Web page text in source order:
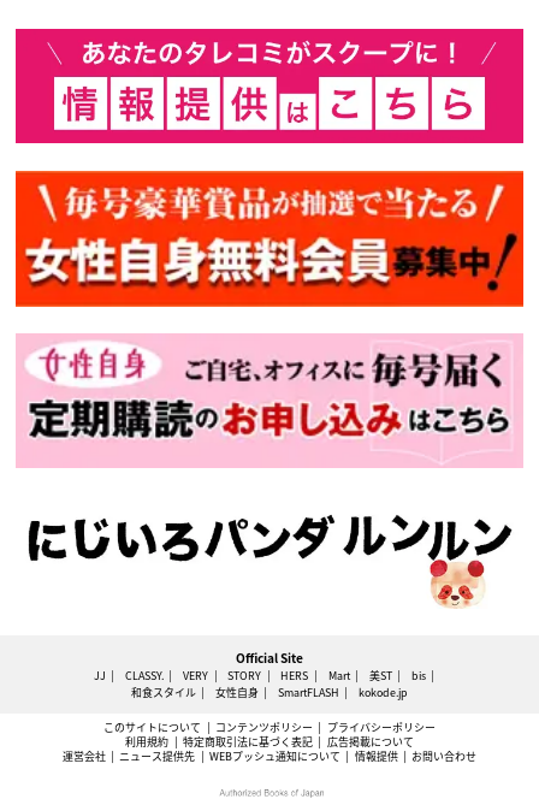
Official Site
JJ CLASSY. VERY STORY HERS Mart 美ST
bis
和食スタイル
女性自身 SmartFLASH kokode.jp
このサイトについて コンテンツポリシー
プライバシーポリシー
利用規約
特定商取引法に基づく表記
広告掲載について
運営会社
ニュース提供先 WEBプッシュ通知について 情報提供 お問い合わせ